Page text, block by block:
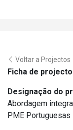
Voltar a Projectos
Ficha de projecto
Designação do
Abordagem
PME Portuguesas